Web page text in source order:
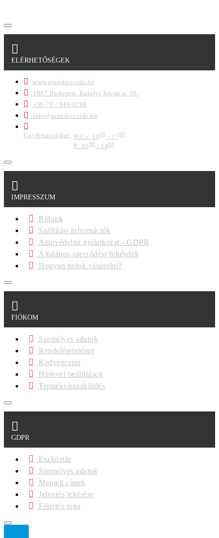
ELÉRHETŐSÉGEK
www.grundrecords.hu
1047 Budapest, Károlyi István u. 10.
+36-70 / 948-0288
info@grundrecords.hu
Ügyfélszolgálat: H-Cs: 1000 - 1700
P: 1000- 1400
IMPRESSZUM
Rólunk
Szállítási információk
Adatvédelmi nyilatkozat - GDPR
Általános szerződési feltételek
Hogyan tudok vásárolni?
FIÓKOM
Személyes adatok
Rendeléstörténet
Kedvenceim
Hírlevél beállítások
Termékvisszaküldés
GDPR
Eszköztár
Személyes adatok
Mentett címek
Jelentés lekérése
Felejtés joga